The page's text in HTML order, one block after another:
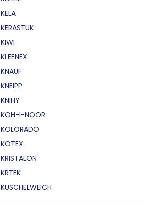
KELA
KERASTUK
KIWI
KLEENEX
KNAUF
KNEIPP
KNIHY
KOH-I-NOOR
KOLORADO
KOTEX
KRISTALON
KRTEK
KUSCHELWEICH